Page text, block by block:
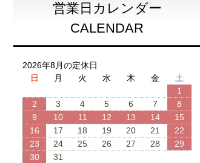
営業日カレンダー
CALENDAR
2026年8月の定休日
日
月 火 水 木 金
土
1
2
3 4 5 6 7
8
9
10 11 12 13 14
15
16
17 18 19 20 21
22
23
24 25 26 27 28
29
30
31